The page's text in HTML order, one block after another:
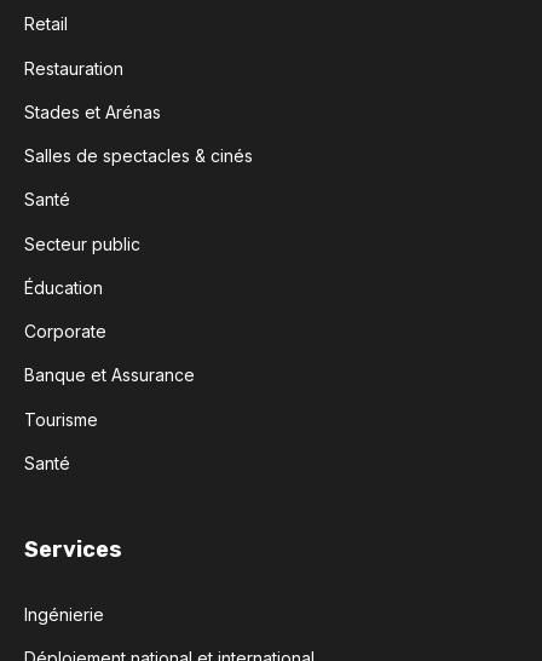
Retail
Restauration
Stades et Arénas
Salles de spectacles & cinés
Santé
Secteur public
Éducation
Corporate
Banque et Assurance
Tourisme
Santé
Services
Ingénierie